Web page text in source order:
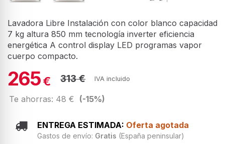
Lavadora Libre Instalación con color blanco capacidad
7 kg altura 850 mm tecnología inverter eficiencia
energética A control display LED programas vapor
cuerpo compacto.
265€ 313 € IVA incluido
Te ahorras: 48 € (-15%)
ENTREGA ESTIMADA: Oferta agotada
Gastos de envío: Gratis (España peninsular)